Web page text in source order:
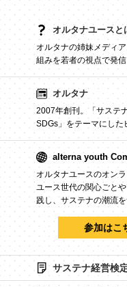
オルタナユースと
オルタナの姉妹メディ
組みを若者の視点で発信
オルタナ
2007年創刊。「サステ
SDGs」をテーマにした
alterna youth
オルタナユースのオンラ
ユース世代の関心ごと
践し、サステナの潮流を
参加はこ
サステナ経営検